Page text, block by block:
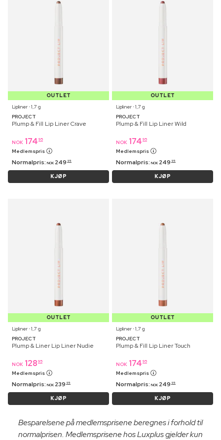
OUTLET
Lipliner ⋅ 1,7 g
PROJECT
Plump & Fill Lip Liner Crave
NOK 174 95
Medlemspris
Normalpris: NOK 249 95
KJØP
OUTLET
Lipliner ⋅ 1,7 g
PROJECT
Plump & Fill Lip Liner Wild
NOK 174 95
Medlemspris
Normalpris: NOK 249 95
KJØP
OUTLET
Lipliner ⋅ 1,7 g
PROJECT
Plump & Liner Lip Liner Nudie
NOK 128 95
Medlemspris
Normalpris: NOK 239 95
KJØP
OUTLET
Lipliner ⋅ 1,7 g
PROJECT
Plump & Fill Lip Liner Touch
NOK 174 95
Medlemspris
Normalpris: NOK 249 95
KJØP
Besparelsene på medlemsprisene beregnes i forhold til
normalprisen. Medlemsprisene hos Luxplus gjelder kun